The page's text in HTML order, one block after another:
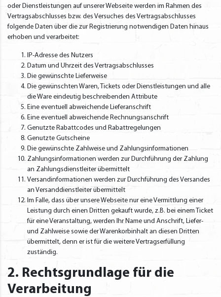
oder Dienstleistungen auf unserer Webseite werden im Rahmen des
Vertragsabschlusses bzw. des Versuches des Vertragsabschlusses
folgende Daten über die zur Registrierung notwendigen Daten hinaus
erhoben und verarbeitet:
IP-Adresse des Nutzers
Datum und Uhrzeit des Vertragsabschlusses
Die gewünschte Lieferweise
Die gewünschten Waren, Tickets oder Dienstleistungen und alle
die Ware eindeutig beschreibenden Attribute
Eine eventuell abweichende Lieferanschrift
Eine eventuell abweichende Rechnungsanschrift
Genutzte Rabattcodes und Rabattregelungen
Genutzte Gutscheine
Die gewünschte Zahlweise und Zahlungsinformationen
Zahlungsinformationen werden zur Durchführung der Zahlung
an Zahlungsdienstleiter übermittelt
Versandinformationen werden zur Durchführung des Versandes
an Versanddienstleiter übermittelt
Im Falle, dass über unsere Webseite nur eine Vermittlung einer
Leistung durch einen Dritten gekauft wurde, z.B. bei einem Ticket
für eine Veranstaltung, werden Ihr Name und Anschrift, Liefer-
und Zahlweise sowie der Warenkorbinhalt an diesen Dritten
übermittelt, denn er ist für die weitere Vertragserfüllung
zuständig.
2. Rechtsgrundlage für die
Verarbeitung